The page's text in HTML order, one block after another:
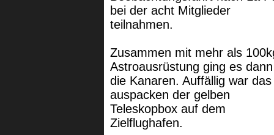
bei der acht Mitglieder
teilnahmen.
Zusammen mit mehr als
Astroausrüstung ging es
die Kanaren. Auffällig war das
auspacken der gelben
Teleskopbox auf dem
Zielflughafen.